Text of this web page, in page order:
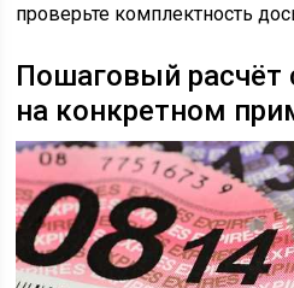
проверьте комплектность
Пошаговый
на конкретном